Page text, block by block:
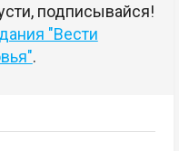
подписывайся!
"Вести
.